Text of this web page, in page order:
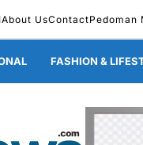
About UsContactPedoman
FASHION &